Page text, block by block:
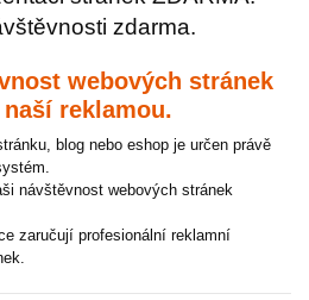
zdarma.
webových stránek
reklamou.
blog nebo eshop je určen právě
návštěvnost webových stránek
zaručují profesionální reklamní